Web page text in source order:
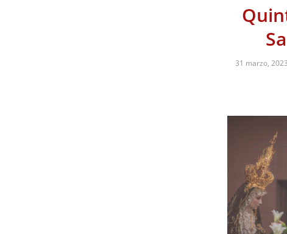
31 marzo, 2023